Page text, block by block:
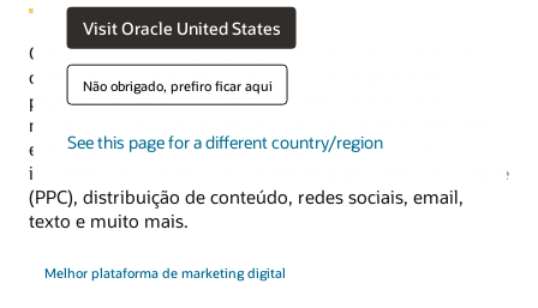
Visit Oracle United States
Não obrigado, prefiro ficar aqui
See this page for a different country/region
O marketing digital se refere à criação e divulgação de
conteúdo por meio de canais de mídia digital (sites,
páginas de destino, mídia social, email e aplicativos
móveis) e à promoção desse conteúdo usando diferentes
estratégias em canais digitais pagos, ganhos e próprios,
incluindo SEO, SEM, publicidade de pagamento por clique
(PPC), distribuição de conteúdo, redes sociais, email,
texto e muito mais.
Melhor plataforma de marketing digital